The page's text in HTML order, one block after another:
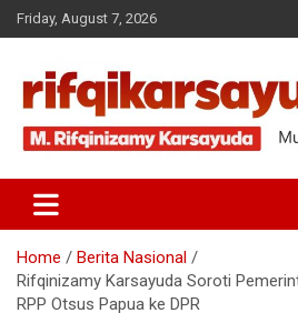
Friday, August 7, 2026
RIFQI KARSAYUDA
Home
Berita Nasional
Rifqinizamy Karsayuda Soroti
RPP Otsus Papua ke DPR